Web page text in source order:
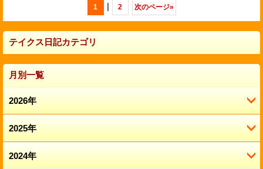
1 | 2 次のページ»
テイクス日記カテゴリ
月別一覧
2026年
8月 (1)
7月 (3)
2025年
12月 (2)
2024年